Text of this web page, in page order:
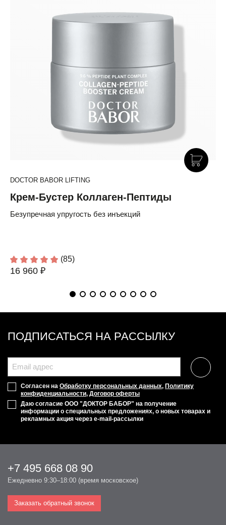
DOCTOR BABOR LIFTING
Крем-Бустер Коллаген-Пептиды
Безупречная упругость без инъекций
(85)
16 960 ₽
ПОДПИСАТЬСЯ НА РАССЫЛКУ
Согласен на Обработку персональных данных, Политику
конфиденциальности, Договор оферты
Даю согласие ООО "ДОКТОР БАБОР" на получение
информации о специальных предложениях, о новых товарах и
рекламных акция через e-mail-рассылки
+7 495 668 08 90
Ежедневно 9:30–18:00 (время московское)
Заказать обратный звонок